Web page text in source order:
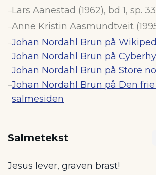
–Lars Aanestad (1962), bd 1, sp.
–Anne Kristin Aasmundtveit
–Johan Nordahl Brun på
Johan Nordahl Brun på
Johan Nordahl Brun på Store
–Johan Nordahl Brun på Den
salmesiden
Salmetekst
Jesus lever, graven brast!